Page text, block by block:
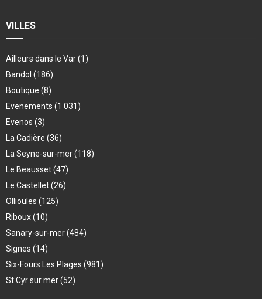
VILLES
Ailleurs dans le Var(1)
Bandol (186)
Boutique (8)
Evenements (1 031)
Evenos (3)
La Cadière (36)
La Seyne-sur-mer(118)
Le Beausset(47)
Le Castellet(26)
Ollioules (125)
Riboux(10)
Sanary-sur-mer(484)
Signes (14)
Six-Fours Les Plages (981)
St Cyr sur mer(52)